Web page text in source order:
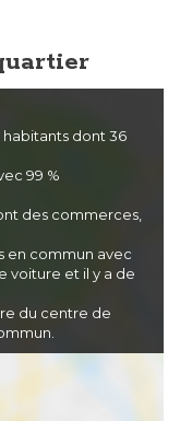
habitants dont 36
99 %
des commerces,
en commun avec
voiture et il y a de
du centre de